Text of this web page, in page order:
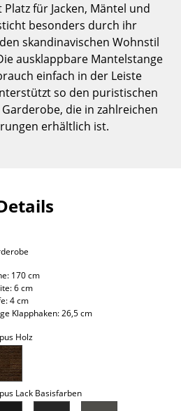
für Jacken, Mäntel und
besonders durch ihr
skandinavischen Wohnstil
ausklappbare Mantelstange
einfach in der Leiste
so den puristischen
die in zahlreichen
erhältlich ist.
170 cm
6 cm
4 cm
Klapphaken: 26,5 cm
Holz
Lack Basisfarben